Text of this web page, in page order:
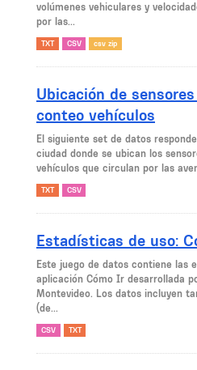
volúmenes vehiculares y
por las...
TXT CSV csv zip
Ubicación de
conteo vehículos
El siguiente set de datos
ciudad donde se ubican los
vehículos que circulan por las
TXT CSV
Estadísticas de uso:
Este juego de datos contiene las
aplicación Cómo Ir desarrollada
Montevideo. Los datos incluyen
(de...
CSV TXT